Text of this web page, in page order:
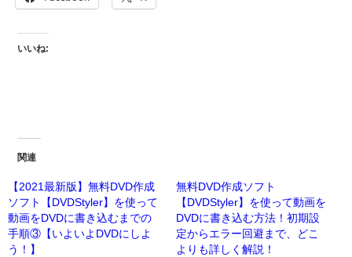
いいね:
関連
【2021最新版】無料DVD作成
ソフト【DVDStyler】を使って
動画をDVDに書き込むまでの
手順③【いよいよDVDにしよ
う！】
無料DVD作成ソフト
【DVDStyler】を使って動画を
DVDに書き込む方法！初期設
定からエラー回避まで、どこ
よりも詳しく解説！